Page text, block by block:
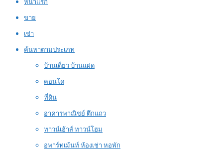
หน้าแรก
ขาย
เช่า
ค้นหาตามประเภท
บ้านเดี่ยว บ้านแฝด
คอนโด
ที่ดิน
อาคารพาณิชย์ ตึกแถว
ทาวน์เฮ้าส์ ทาวน์โฮม
อพาร์ทเม้นท์ ห้องเช่า หอพัก